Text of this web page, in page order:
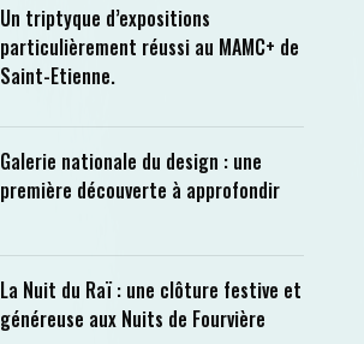
Un triptyque d’expositions
particulièrement réussi au MAMC+ de
Saint-Etienne.
Galerie nationale du design : une
première découverte à approfondir
La Nuit du Raï : une clôture festive et
généreuse aux Nuits de Fourvière